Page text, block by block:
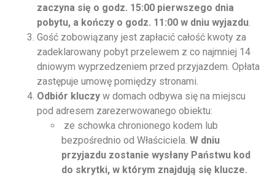
zaczyna się o godz. 15:00 pierwszego dnia
pobytu, a kończy o godz. 11:00 w dniu wyjazdu.
Gość zobowiązany jest zapłacić całość kwoty za
zadeklarowany pobyt przelewem z co najmniej 14
dniowym wyprzedzeniem przed przyjazdem. Opłata
zastępuje umowę pomiędzy stronami.
Odbiór kluczy w domach odbywa się na miejscu
pod adresem zarezerwowanego obiektu:
ze schowka chronionego kodem lub
bezpośrednio od Właściciela. W dniu
przyjazdu zostanie wysłany Państwu kod
do skrytki, w którym znajdują się klucze.